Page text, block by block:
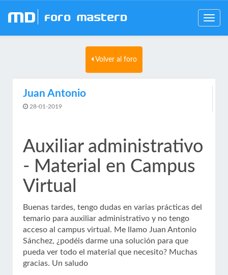
Toggle
mD Foro MasterD
Volver al foro
Juan Antonio
28-01-2019
Auxiliar administrativo
- Material en Campus
Virtual
Buenas tardes, tengo dudas en varias prácticas del
temario para auxiliar administrativo y no tengo
acceso al campus virtual. Me llamo Juan Antonio
Sánchez, ¿podéis darme una solución para que
pueda ver todo el material que necesito? Muchas
gracias. Un saludo